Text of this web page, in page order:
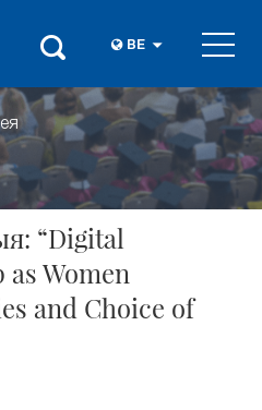
BE
“Digital
Women
and Choice of